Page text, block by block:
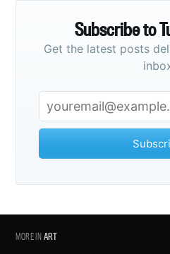
Subscribe to
Get the latest posts
MORE INART